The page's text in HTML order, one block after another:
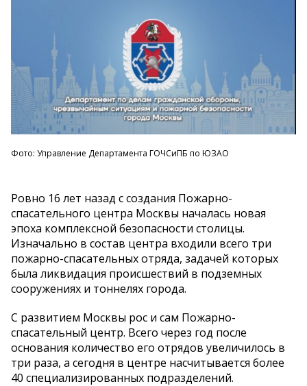
Фото: Управление Департамента ГОЧСиПБ по ЮЗАО
Ровно 16 лет назад с создания Пожарно-
спасательного центра Москвы началась новая
эпоха комплексной безопасности столицы.
Изначально в состав центра входили всего три
пожарно-спасательных отряда, задачей которых
была ликвидация происшествий в подземных
сооружениях и тоннелях города.
С развитием Москвы рос и сам Пожарно-
спасательный центр. Всего через год после
основания количество его отрядов увеличилось в
три раза, а сегодня в центре насчитывается более
40 специализированных подразделений.